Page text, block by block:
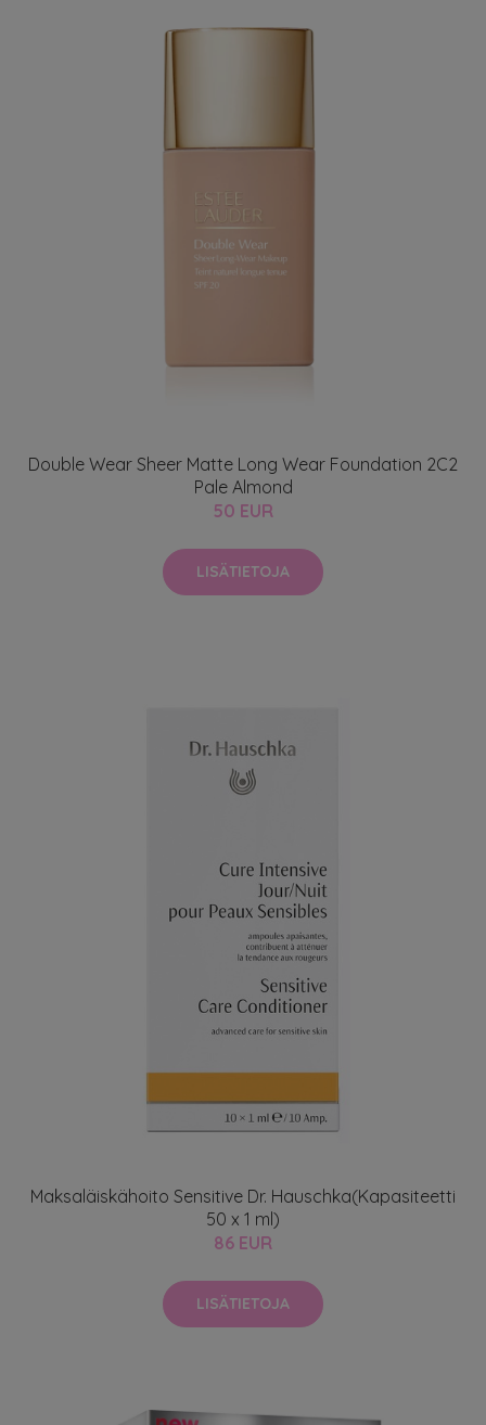
Double Wear Sheer Matte Long Wear Foundation 2C2
Pale Almond
50 EUR
LISÄTIETOJA
Maksaläiskähoito Sensitive Dr. Hauschka(Kapasiteetti
50 x 1 ml)
86 EUR
LISÄTIETOJA